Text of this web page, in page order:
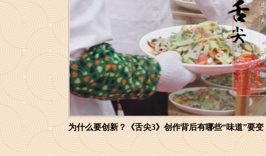
为什么要创新？《舌尖3》创作背后有哪些“味道”要变